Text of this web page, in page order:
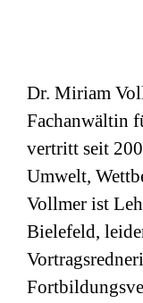
Dr. Miriam
Fachanwältin
vertritt seit
Umwelt,
Vollmer ist
Bielefeld,